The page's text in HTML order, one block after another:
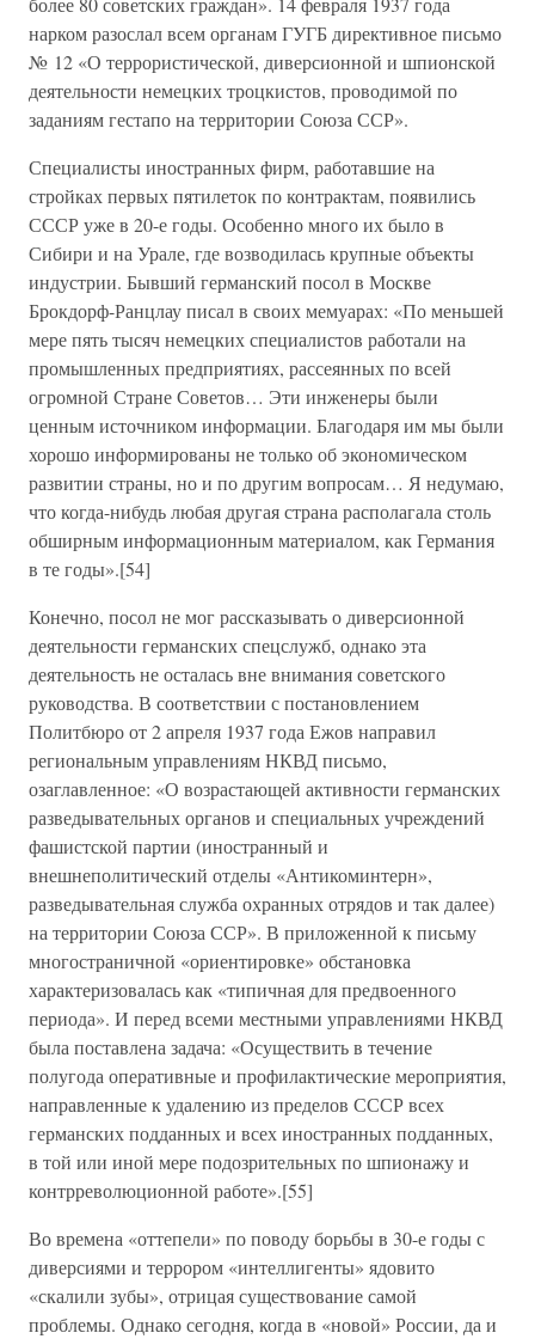
нарком разослал всем органам ГУГБ директивное письмо
№ 12 «О террористической, диверсионной и шпионской
деятельности немецких троцкистов, проводимой по
заданиям гестапо на территории Союза ССР».
Специалисты иностранных фирм, работавшие на
стройках первых пятилеток по контрактам, появились
СССР уже в 20-е годы. Особенно много их было в
Сибири и на Урале, где возводилась крупные объекты
индустрии. Бывший германский посол в Москве
Брокдорф-Ранцлау писал в своих мемуарах: «По меньшей
мере пять тысяч немецких специалистов работали на
промышленных предприятиях, рассеянных по всей
огромной Стране Советов… Эти инженеры были
ценным источником информации. Благодаря им мы были
хорошо информированы не только об экономическом
развитии страны, но и по другим вопросам… Я недумаю,
что когда-нибудь любая другая страна располагала столь
обширным информационным материалом, как Германия
в те годы».[54]
Конечно, посол не мог рассказывать о диверсионной
деятельности германских спецслужб, однако эта
деятельность не осталась вне внимания советского
руководства. В соответствии с постановлением
Политбюро от 2 апреля 1937 года Ежов направил
региональным управлениям НКВД письмо,
озаглавленное: «О возрастающей активности германских
разведывательных органов и специальных учреждений
фашистской партии (иностранный и
внешнеполитический отделы «Антикоминтерн»,
разведывательная служба охранных отрядов и так далее)
на территории Союза ССР». В приложенной к письму
многостраничной «ориентировке» обстановка
характеризовалась как «типичная для предвоенного
периода». И перед всеми местными управлениями НКВД
была поставлена задача: «Осуществить в течение
полугода оперативные и профилактические мероприятия,
направленные к удалению из пределов СССР всех
германских подданных и всех иностранных подданных,
в той или иной мере подозрительных по шпионажу и
контрреволюционной работе».[55]
Во времена «оттепели» по поводу борьбы в 30-е годы с
диверсиями и террором «интеллигенты» ядовито
«скалили зубы», отрицая существование самой
проблемы. Однако сегодня, когда в «новой» России, да и